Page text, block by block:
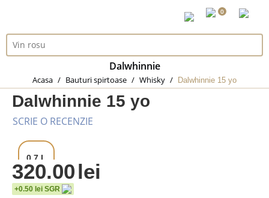
0
Dalwhinnie
Acasa / Bauturi spirtoase / Whisky / Dalwhinnie 15 yo
Dalwhinnie 15 yo
SCRIE O RECENZIE
0.7 L
320.00lei
+0.50 lei SGR